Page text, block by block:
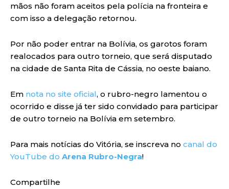
mãos não foram aceitos pela polícia na fronteira e
com isso a delegação retornou.
Por não poder entrar na Bolívia, os garotos foram
realocados para outro torneio, que será disputado
na cidade de Santa Rita de Cássia, no oeste baiano.
Em nota no site oficial, o rubro-negro lamentou o
ocorrido e disse já ter sido convidado para participar
de outro torneio na Bolívia em setembro.
Para mais notícias do Vitória, se inscreva no canal do
YouTube do Arena Rubro-Negra!
Compartilhe